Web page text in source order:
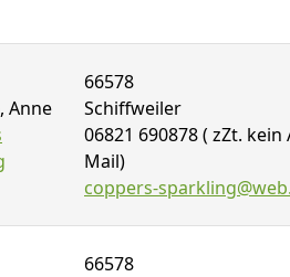
Anne
66578
Schiffweiler
06821 690878 ( zZt. kein
Mail)
coppers-
66578